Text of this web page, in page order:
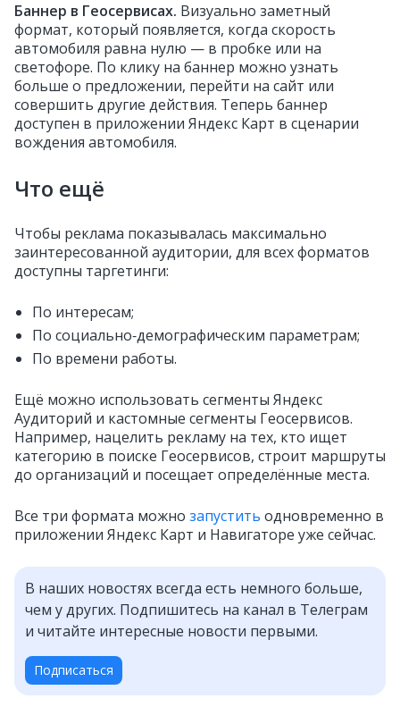
Баннер в Геосервисах. Визуально заметный
формат, который появляется, когда скорость
автомобиля равна нулю — в пробке или на
светофоре. По клику на баннер можно узнать
больше о предложении, перейти на сайт или
совершить другие действия. Теперь баннер
доступен в приложении Яндекс Карт в сценарии
вождения автомобиля.
Что ещё
Чтобы реклама показывалась максимально
заинтересованной аудитории, для всех форматов
доступны таргетинги:
По интересам;
По социально‑демографическим параметрам;
По времени работы.
Ещё можно использовать сегменты Яндекс
Аудиторий и кастомные сегменты Геосервисов.
Например, нацелить рекламу на тех, кто ищет
категорию в поиске Геосервисов, строит маршруты
до организаций и посещает определённые места.
Все три формата можно запустить одновременно в
приложении Яндекс Карт и Навигаторе уже сейчас.
В наших новостях всегда есть немного больше,
чем у других. Подпишитесь на канал в Телеграм
и читайте интересные новости первыми.
Подписаться